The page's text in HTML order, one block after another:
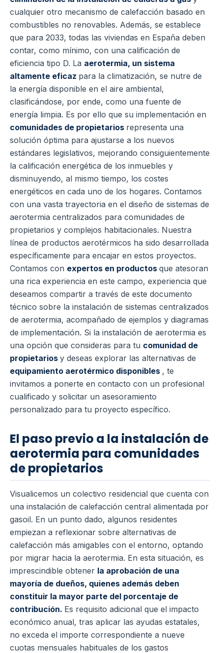
cualquier otro mecanismo de calefacción basado en
combustibles no renovables. Además, se establece
que para 2033, todas las viviendas en España deben
contar, como mínimo, con una calificación de
eficiencia tipo D. La aerotermia, un sistema
altamente eficaz para la climatización, se nutre de
la energía disponible en el aire ambiental,
clasificándose, por ende, como una fuente de
energía limpia. Es por ello que su implementación en
comunidades de propietarios representa una
solución óptima para ajustarse a los nuevos
estándares legislativos, mejorando consiguientemente
la calificación energética de los inmuebles y
disminuyendo, al mismo tiempo, los costes
energéticos en cada uno de los hogares. Contamos
con una vasta trayectoria en el diseño de sistemas de
aerotermia centralizados para comunidades de
propietarios y complejos habitacionales. Nuestra
línea de productos aerotérmicos ha sido desarrollada
específicamente para encajar en estos proyectos.
Contamos con expertos en productos que atesoran
una rica experiencia en este campo, experiencia que
deseamos compartir a través de este documento
técnico sobre la instalación de sistemas centralizados
de aerotermia, acompañado de ejemplos y diagramas
de implementación. Si la instalación de aerotermia es
una opción que consideras para tu comunidad de
propietarios y deseas explorar las alternativas de
equipamiento aerotérmico disponibles , te
invitamos a ponerte en contacto con un profesional
cualificado y solicitar un asesoramiento
personalizado para tu proyecto específico.
El paso previo a la instalación de
aerotermia para comunidades
de propietarios
Visualicemos un colectivo residencial que cuenta con
una instalación de calefacción central alimentada por
gasoil. En un punto dado, algunos residentes
empiezan a reflexionar sobre alternativas de
calefacción más amigables con el entorno, optando
por migrar hacia la aerotermia. En esta situación, es
imprescindible obtener la aprobación de una
mayoría de dueños, quienes además deben
constituir la mayor parte del porcentaje de
contribución. Es requisito adicional que el impacto
económico anual, tras aplicar las ayudas estatales,
no exceda el importe correspondiente a nueve
cuotas mensuales habituales de los gastos